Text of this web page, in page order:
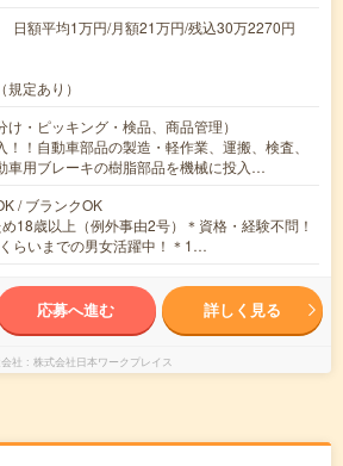
額平均1万円/月額21万円/残込30万2270円
定あり）
け・ピッキング・検品、商品管理）
！！自動車部品の製造・軽作業、運搬、検査、
車用ブレーキの樹脂部品を機械に投入…
/ ブランクOK
18歳以上（例外事由2号）＊資格・経験不問！
らいまでの男女活躍中！＊1…
応募へ進む 詳しく見る
社 株式会社日本ワークプレイス